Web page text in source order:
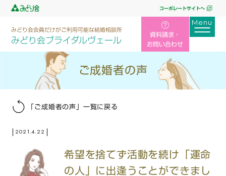
コーポレートサイトへ
みどり会会員だけがご利用可能な結婚相談所
みどり会ブライダルヴェール
資料請求・
お問い合わせ
ご成婚者の声
「ご成婚者の声」一覧に戻る
2021.4.22
希望を捨てず活動を続け「運命
の人」に出逢うことができまし